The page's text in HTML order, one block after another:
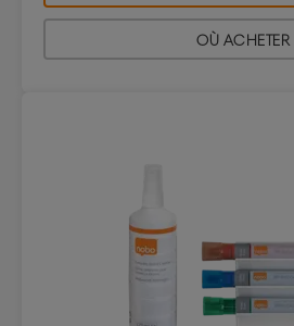
OÙ ACHETER